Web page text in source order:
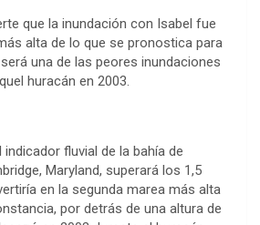
que la inundación con Isabel fue
alta de lo que se pronostica para
una de las peores inundaciones
huracán en 2003.
fluvial de la bahía de
Maryland, superará los 1,5
en la segunda marea más alta
por detrás de una altura de